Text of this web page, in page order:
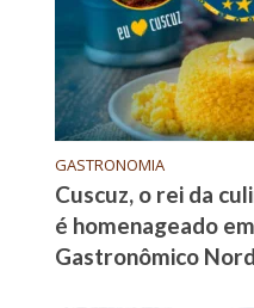
GASTRONOMIA
Cuscuz, o rei da
é homenageado
Gastronômico